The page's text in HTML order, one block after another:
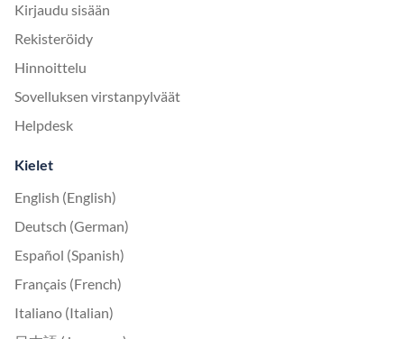
Kirjaudu sisään
Rekisteröidy
Hinnoittelu
Sovelluksen virstanpylväät
Helpdesk
Kielet
English (English)
Deutsch (German)
Español (Spanish)
Français (French)
Italiano (Italian)